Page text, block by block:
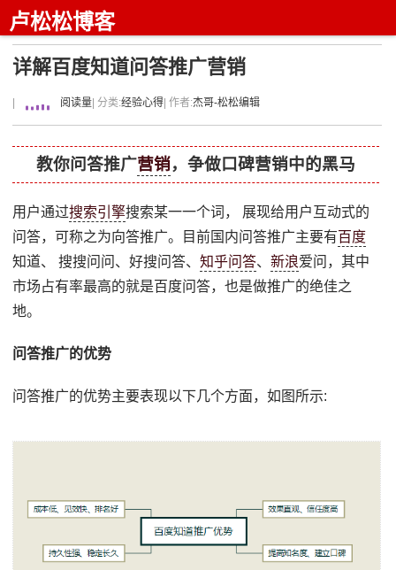
卢松松博客
详解百度知道问答推广营销
阅读量 | 分类:经验心得 | 作者:杰哥-松松编辑
教你问答推广营销，争做口碑营销中的黑马
用户通过搜索引擎搜索某一一个词， 展现给用户互动式的
问答，可称之为向答推广。目前国内问答推广主要有百度
知道、 搜搜问问、好搜问答、知乎问答、新浪爱问，其中
市场占有率最高的就是百度问答，也是做推广的绝佳之
地。
问答推广的优势
问答推广的优势主要表现以下几个方面，如图所示: